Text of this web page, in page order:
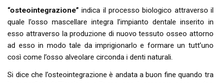
“osteointegrazione” indica il processo biologico attraverso il
quale l’osso mascellare integra l’impianto dentale inserito in
esso attraverso la produzione di nuovo tessuto osseo attorno
ad esso in modo tale da imprigionarlo e formare un tutt’uno
così come l’osso alveolare circonda i denti naturali.
Si dice che l’osteointegrazione è andata a buon fine quando tra